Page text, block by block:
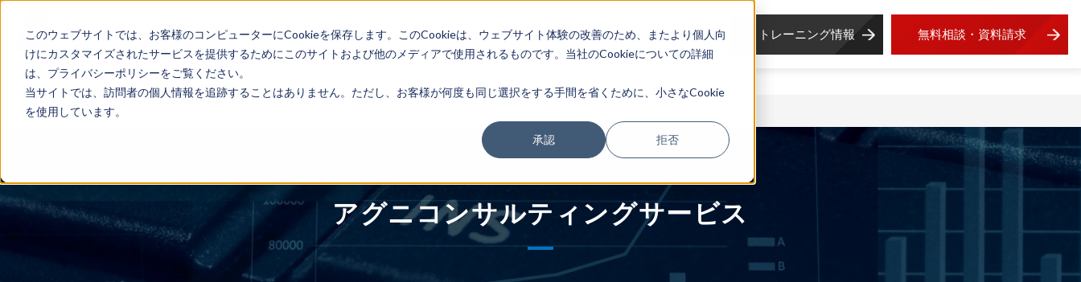
このウェブサイトでは、お客様のコンピューターにCookieを保存します。このCookieは、ウェブサイト体験の改善のため、またより個人向
けにカスタマイズされたサービスを提供するためにこのサイトおよび他のメディアで使用されるものです。当社のCookieについての詳細
は、プライバシーポリシーをご覧ください。
当サイトでは、訪問者の個人情報を追跡することはありません。ただし、お客様が何度も同じ選択をする手間を省くために、小さなCookie
を使用しています。
承認 拒否
Qlik製品のご紹介
無料体験版 トレーニング情報 最新情報 選ばれる理由 企業情報 トレーニング情報 無料相談・資料請求
Qlik アグニコンサルティング
アグニコンサルティングサービス